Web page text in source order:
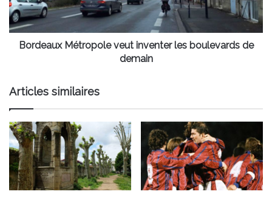
de
demain
Bordeaux Métropole veut inventer les boulevards de
demain
Articles similaires